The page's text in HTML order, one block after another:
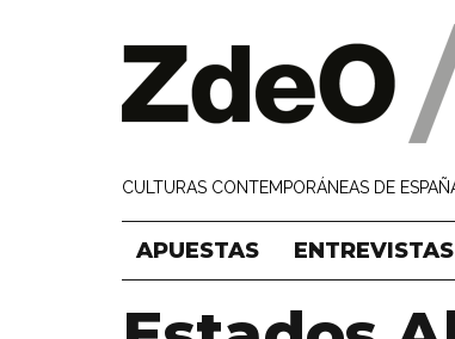
CULTURAS CONTEMPORÁNEAS DE
APUESTAS ENTREVISTAS